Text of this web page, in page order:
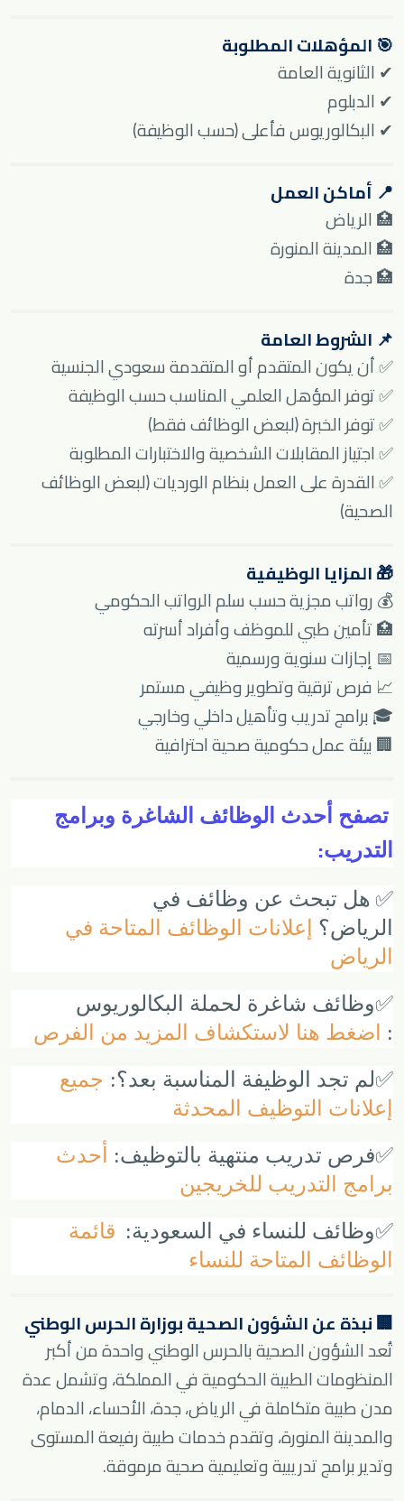
🎯 المؤهلات المطلوبة
✔ الثانوية العامة
✔ الدبلوم
✔ البكالوريوس فأعلى (حسب الوظيفة)
📍 أماكن العمل
🏥 الرياض
🏥 المدينة المنورة
🏥 جدة
📌 الشروط العامة
✅ أن يكون المتقدم أو المتقدمة سعودي الجنسية
✅ توفر المؤهل العلمي المناسب حسب الوظيفة
✅ توفر الخبرة (لبعض الوظائف فقط)
✅ اجتياز المقابلات الشخصية والاختبارات المطلوبة
✅ القدرة على العمل بنظام الورديات (لبعض الوظائف
الصحية)
🎁 المزايا الوظيفية
💰 رواتب مجزية حسب سلم الرواتب الحكومي
🏥 تأمين طبي للموظف وأفراد أسرته
📅 إجازات سنوية ورسمية
📈 فرص ترقية وتطوير وظيفي مستمر
🎓 برامج تدريب وتأهيل داخلي وخارجي
🏢 بيئة عمل حكومية صحية احترافية
تصفح أحدث الوظائف الشاغرة وبرامج
التدريب:
✅ هل تبحث عن وظائف في
الرياض؟
إعلانات الوظائف المتاحة في
الرياض
✅وظائف شاغرة لحملة البكالوريوس
:
اضغط هنا لاستكشاف المزيد من الفرص
✅لم تجد الوظيفة المناسبة بعد؟: جميع
إعلانات التوظيف المحدثة
✅فرص تدريب منتهية بالتوظيف:
أحدث
برامج التدريب للخريجين
✅وظائف للنساء في السعودية: قائمة
الوظائف المتاحة للنساء
🏢 نبذة عن الشؤون الصحية بوزارة الحرس الوطني
تُعد الشؤون الصحية بالحرس الوطني واحدة من أكبر
المنظومات الطبية الحكومية في المملكة، وتشمل عدة
مدن طبية متكاملة في الرياض، جدة، الأحساء، الدمام،
والمدينة المنورة، وتقدم خدمات طبية رفيعة المستوى
وتدير برامج تدريبية وتعليمية صحية مرموقة.